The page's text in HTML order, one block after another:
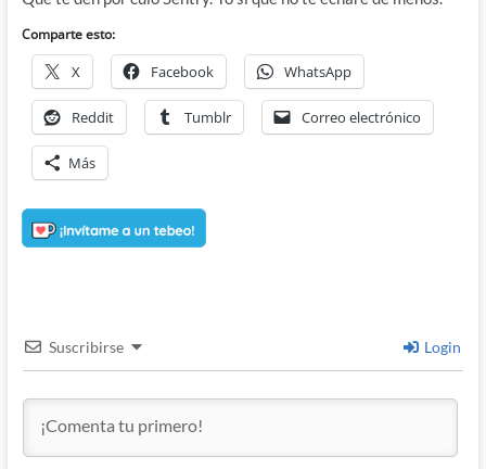
Comparte esto:
X Facebook WhatsApp
Reddit Tumblr Correo electrónico
Más
Suscribirse Login